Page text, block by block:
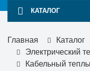
КАТАЛОГ
Главная Каталог
Электрический
Кабельный